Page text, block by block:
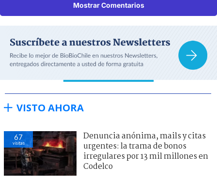
Mostrar Comentarios
VISTO AHORA
67
visitas
Denuncia anónima, mails y citas
urgentes: la trama de bonos
irregulares por 13 mil millones en
Codelco